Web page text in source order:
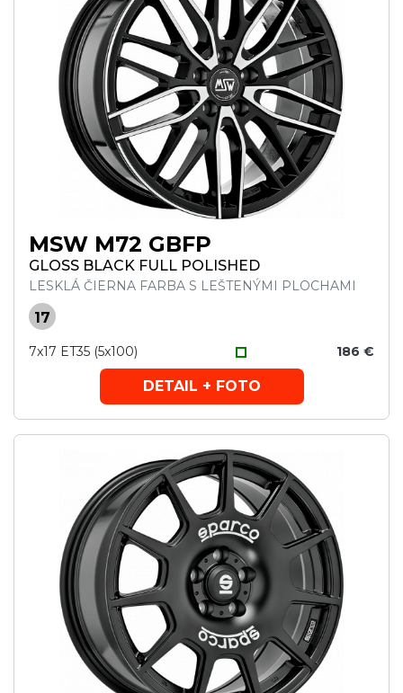
MSW M72 GBFP
GLOSS BLACK FULL POLISHED
LESKLÁ ČIERNA FARBA S LEŠTENÝMI PLOCHAMI
17
7x17 ET35 (5x100) 186 €
DETAIL + FOTO